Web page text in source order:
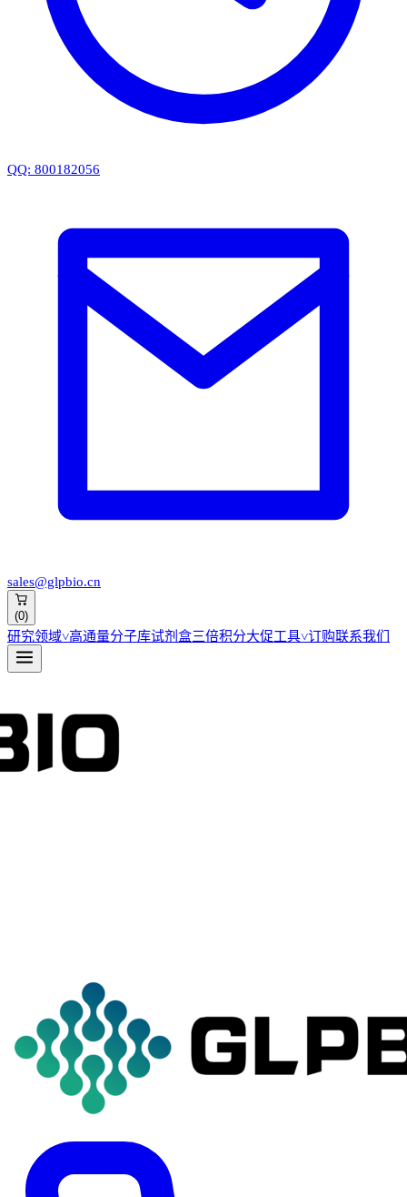
QQ: 800182056
sales@glpbio.cn
(0)
研究领域˅高通量分子库试剂盒三倍积分大促工具˅订购联系我们